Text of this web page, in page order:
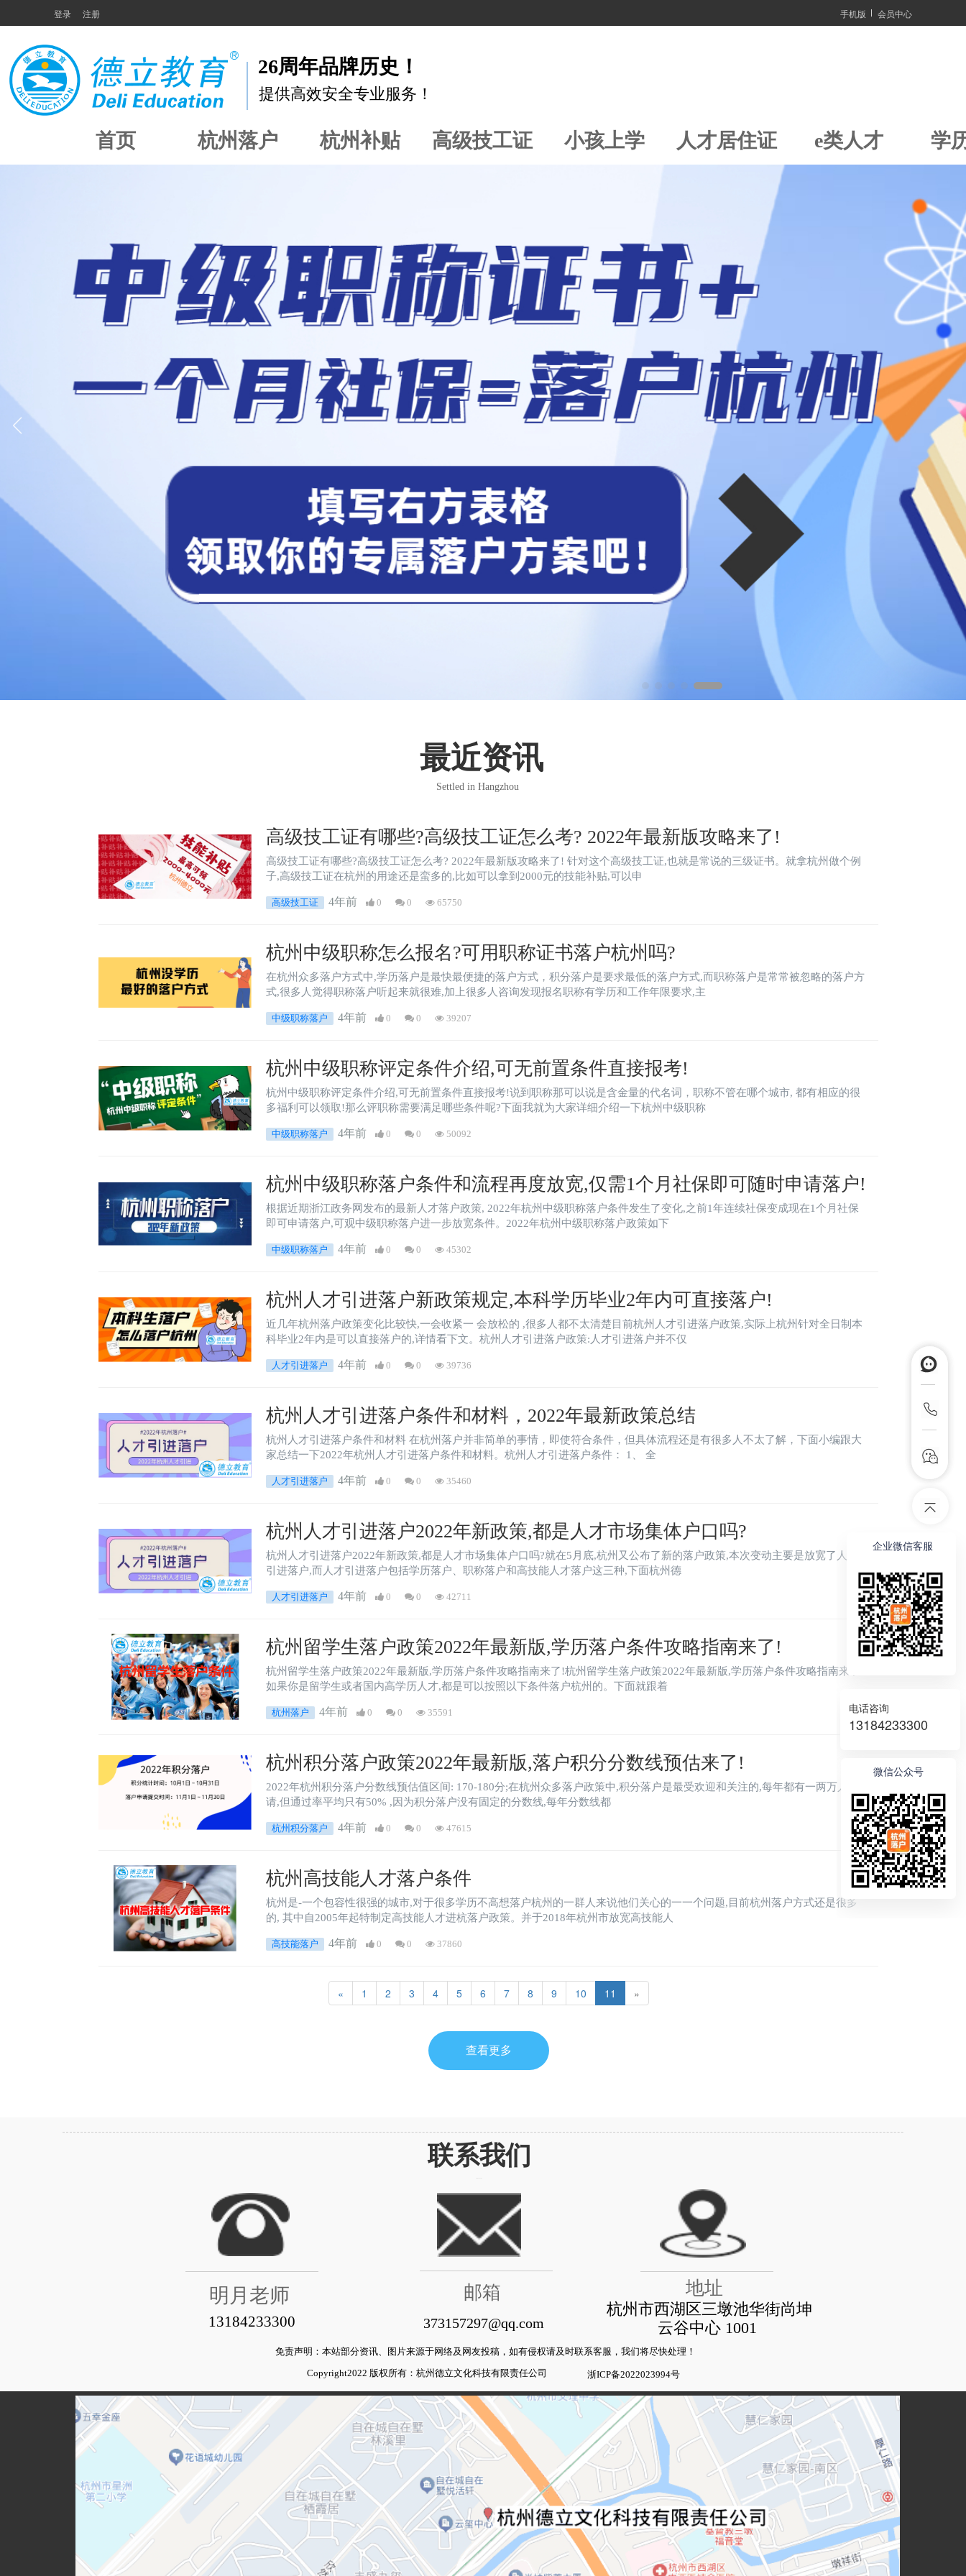
登录 注册 手机版 会员中心
26周年品牌历史！
提供高效安全专业服务！
首页 杭州落户 杭州补贴 高级技工证 小孩上学 人才居住证 e类人才 学
最近资讯
Settled in Hangzhou
查看更多
高级技工证有哪些?高级技工证怎么考? 2022年最新版攻略来了!
高级技工证有哪些?高级技工证怎么考? 2022年最新版攻略来了! 针对这个高级技工证,也就是常说的三级证书。就拿杭州做个例
子,高级技工证在杭州的用途还是蛮多的,比如可以拿到2000元的技能补贴,可以申
高级技工证 4年前 0 0 65750
杭州中级职称怎么报名?可用职称证书落户杭州吗?
在杭州众多落户方式中,学历落户是最快最便捷的落户方式，积分落户是要求最低的落户方式,而职称落户是常常被忽略的落户方
式,很多人觉得职称落户听起来就很难,加上很多人咨询发现报名职称有学历和工作年限要求,主
中级职称落户 4年前 0 0 39207
杭州中级职称评定条件介绍,可无前置条件直接报考!
杭州中级职称评定条件介绍,可无前置条件直接报考!说到职称那可以说是含金量的代名词，职称不管在哪个城市, 都有相应的很
多福利可以领取!那么评职称需要满足哪些条件呢?下面我就为大家详细介绍一下杭州中级职称
中级职称落户 4年前 0 0 50092
杭州中级职称落户条件和流程再度放宽,仅需1个月社保即可随时申请落户!
根据近期浙江政务网发布的最新人才落户政策, 2022年杭州中级职称落户条件发生了变化,之前1年连续社保变成现在1个月社保
即可申请落户,可观中级职称落户进一步放宽条件。2022年杭州中级职称落户政策如下
中级职称落户 4年前 0 0 45302
杭州人才引进落户新政策规定,本科学历毕业2年内可直接落户!
近几年杭州落户政策变化比较快,一会收紧一 会放松的 ,很多人都不太清楚目前杭州人才引进落户政策,实际上杭州针对全日制本
科毕业2年内是可以直接落户的,详情看下文。杭州人才引进落户政策:人才引进落户并不仅
人才引进落户 4年前 0 0 39736
杭州人才引进落户条件和材料，2022年最新政策总结
杭州人才引进落户条件和材料 在杭州落户并非简单的事情，即使符合条件，但具体流程还是有很多人不太了解，下面小编跟大
家总结一下2022年杭州人才引进落户条件和材料。杭州人才引进落户条件： 1、 全
人才引进落户 4年前 0 0 35460
杭州人才引进落户2022年新政策,都是人才市场集体户口吗?
杭州人才引进落户2022年新政策,都是人才市场集体户口吗?就在5月底,杭州又公布了新的落户政策,本次变动主要是放宽了人才
引进落户,而人才引进落户包括学历落户、职称落户和高技能人才落户这三种,下面杭州德
人才引进落户 4年前 0 0 42711
杭州留学生落户政策2022年最新版,学历落户条件攻略指南来了!
杭州留学生落户政策2022年最新版,学历落户条件攻略指南来了!杭州留学生落户政策2022年最新版,学历落户条件攻略指南来了!
如果你是留学生或者国内高学历人才,都是可以按照以下条件落户杭州的。下面就跟着
杭州落户 4年前 0 0 35591
杭州积分落户政策2022年最新版,落户积分分数线预估来了!
2022年杭州积分落户分数线预估值区间: 170-180分;在杭州众多落户政策中,积分落户是最受欢迎和关注的,每年都有一两万人申
请,但通过率平均只有50% ,因为积分落户没有固定的分数线,每年分数线都
杭州积分落户 4年前 0 0 47615
杭州高技能人才落户条件
杭州是-一个包容性很强的城市,对于很多学历不高想落户杭州的一群人来说他们关心的一一个问题,目前杭州落户方式还是很多
的, 其中自2005年起特制定高技能人才进杭落户政策。并于2018年杭州市放宽高技能人
高技能落户 4年前 0 0 37860
« 1 2 3 4 5 6 7 8 9 10 11 »
企业微信客服
电话咨询
13184233300
微信公众号
明月老师
13184233300 373157297@qq.com
邮箱
杭州市西湖区三墩池华街尚坤
云谷中心 1001
地址
联系我们
免责声明：本站部分资讯、图片来源于网络及网友投稿，如有侵权请及时联系客服，我们将尽快处理！
Copyright2022 版权所有：杭州德立文化科技有限责任公司
浙ICP备2022023994号